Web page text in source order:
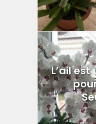
L’ail